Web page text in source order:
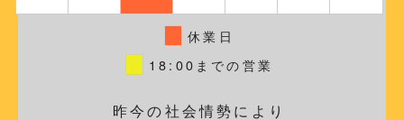
休業日
18:00までの営業
昨今の社会情勢により